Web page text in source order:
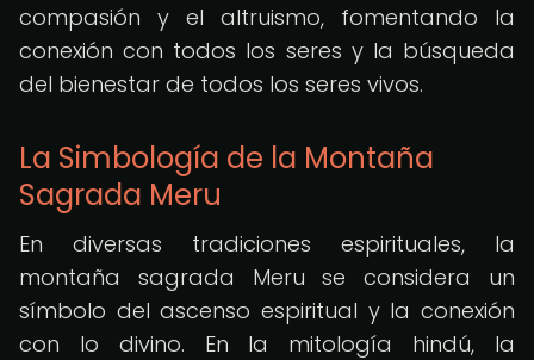
compasión y el altruismo, fomentando la
conexión con todos los seres y la búsqueda
del bienestar de todos los seres vivos.
La Simbología de la Montaña
Sagrada Meru
En diversas tradiciones espirituales, la
montaña sagrada Meru se considera un
símbolo del ascenso espiritual y la conexión
con lo divino. En la mitología hindú, la